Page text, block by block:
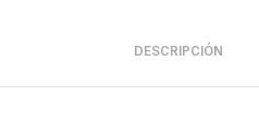
DESCRIPCIÓN